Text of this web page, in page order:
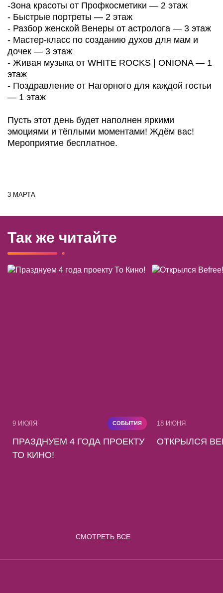
-Зона красоты от Профкосметики — 2 этаж
- Быстрые портреты — 2 этаж
- Разбор женской Венеры от астролога — 3 этаж
- Мастер-класс по созданию духов для мам и
дочек — 3 этаж
- Живая музыка от WHITE ROCKS | ONIONA — 1
этаж
- Поздравление от Нагорного для каждой гостьи
— 1 этаж
Пусть этот день будет наполнен яркими
эмоциями и тёплыми моментами! Ждём вас!
Мероприятие бесплатное.
3 МАРТА
Так же читайте
9 ИЮЛЯ СОБЫТИЯ
ПРАЗДНУЕМ 4 ГОДА ПРОЕКТУ
ТО КИНО!
18 ИЮНЯ
ОТКРЫЛСЯ
СМОТРЕТЬ ВСЕ